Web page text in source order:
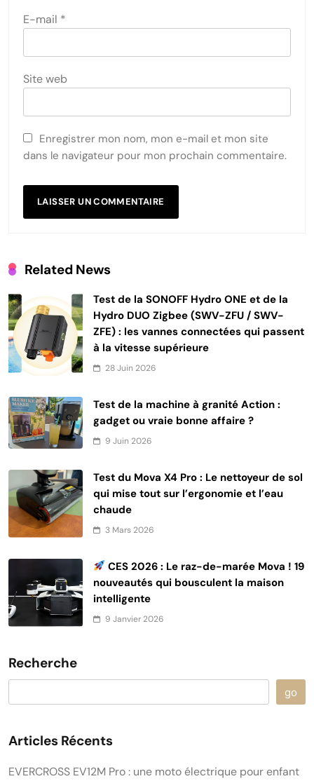
E-mail *
Site web
Enregistrer mon nom, mon e-mail et mon site
dans le navigateur pour mon prochain commentaire.
Related News
Test de la SONOFF Hydro ONE et de la
Hydro DUO Zigbee (SWV-ZFU / SWV-
ZFE) : les vannes connectées qui passent
à la vitesse supérieure
28 Juin 2026
Test de la machine à granité Action :
gadget ou vraie bonne affaire ?
9 Juin 2026
Test du Mova X4 Pro : Le nettoyeur de sol
qui mise tout sur l’ergonomie et l’eau
chaude
3 Mars 2026
CES 2026 : Le raz-de-marée Mova ! 19
nouveautés qui bousculent la maison
intelligente
9 Janvier 2026
Recherche
go
Articles Récents
EVERCROSS EV12M Pro : une moto électrique pour enfant